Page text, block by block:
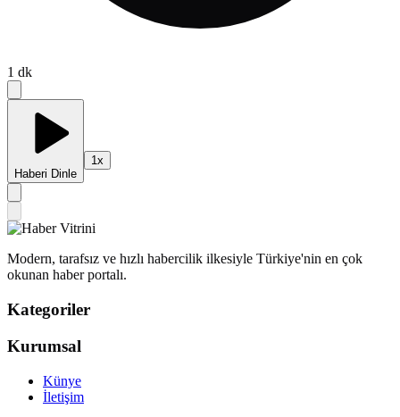
1 dk
Haberi Dinle
1x
Modern, tarafsız ve hızlı habercilik ilkesiyle Türkiye'nin en çok
okunan haber portalı.
Kategoriler
Kurumsal
Künye
İletişim